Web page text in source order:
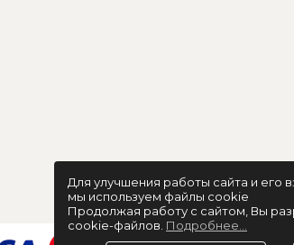
Для улучшения работы сайта и его
мы используем файлы cookie
Продолжая работу с сайтом, Вы
cookie-файлов. Подробнее...